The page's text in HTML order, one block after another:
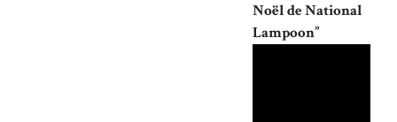
Noël de National
Lampoon”